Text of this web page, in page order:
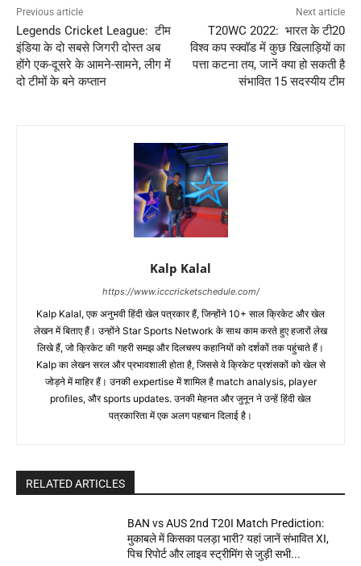
Previous article
Legends Cricket League: टीम
इंडिया के दो सबसे जिगरी दोस्त अब
होंगे एक-दूसरे के आमने-सामने, लीग में
दो टीमों के बने कप्तान
Next article
T20WC 2022: भारत के टी20
विश्व कप स्क्वॉड में कुछ खिलाड़ियों का
पत्ता कटना तय, जानें क्या हो सकती है
संभावित 15 सदस्यीय टीम
Kalp Kalal
https://www.icccricketschedule.com/
Kalp Kalal, एक अनुभवी हिंदी खेल पत्रकार हैं, जिन्होंने 10+ साल क्रिकेट और खेल
लेखन में बिताए हैं। उन्होंने Star Sports Network के साथ काम करते हुए हजारों लेख
लिखे हैं, जो क्रिकेट की गहरी समझ और दिलचस्प कहानियों को दर्शकों तक पहुंचाते हैं।
Kalp का लेखन सरल और प्रभावशाली होता है, जिससे वे क्रिकेट प्रशंसकों को खेल से
जोड़ने में माहिर हैं। उनकी expertise में शामिल है match analysis, player
profiles, और sports updates. उनकी मेहनत और जुनून ने उन्हें हिंदी खेल
पत्रकारिता में एक अलग पहचान दिलाई है।
RELATED ARTICLES
BAN vs AUS 2nd T20I Match Prediction:
मुकाबले में किसका पलड़ा भारी? यहां जानें संभावित XI,
पिच रिपोर्ट और लाइव स्ट्रीमिंग से जुड़ी सभी...